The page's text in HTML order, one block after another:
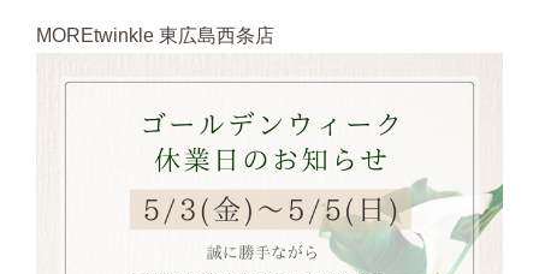
MOREtwinkle 東広島西条店